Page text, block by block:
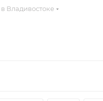
Владивостоке